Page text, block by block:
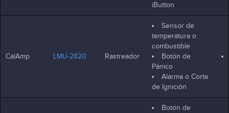
iButton
CalAmp LMU-2820 Rastreador
Sensor de
temperatura o
combustible
Botón de
Pánico
Alarma o Corte
de Ignición
Botón de